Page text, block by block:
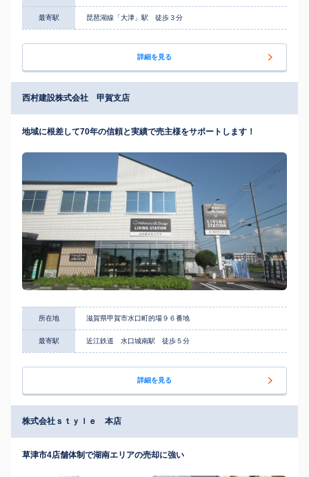
最寄駅 琵琶湖線「大津」駅 徒歩３分
詳細を見る
西村建設株式会社 甲賀支店
地域に根差して70年の信頼と実績で売主様をサポートします！
所在地 滋賀県甲賀市水口町的場９６番地
最寄駅 近江鉄道 水口城南駅 徒歩５分
詳細を見る
株式会社ｓｔｙｌｅ 本店
草津市4店舗体制で湖南エリアの売却に強い